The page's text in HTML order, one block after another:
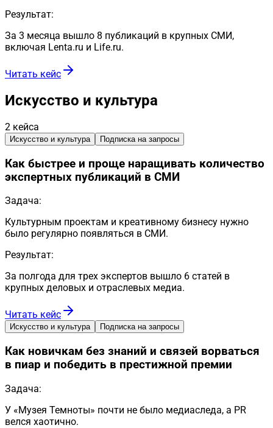
Результат:
За 3 месяца вышло 8 публикаций в крупных СМИ,
включая Lenta.ru и Life.ru.
Читать кейс
Искусство и культура
2 кейса
Искусство и культура Подписка на запросы
Как быстрее и проще наращивать количество
экспертных публикаций в СМИ
Задача:
Культурным проектам и креативному бизнесу нужно
было регулярно появляться в СМИ.
Результат:
За полгода для трех экспертов вышло 6 статей в
крупных деловых и отраслевых медиа.
Читать кейс
Искусство и культура Подписка на запросы
Как новичкам без знаний и связей ворваться
в пиар и победить в престижной премии
Задача:
У «Музея Темноты» почти не было медиаследа, а PR
велся хаотично.